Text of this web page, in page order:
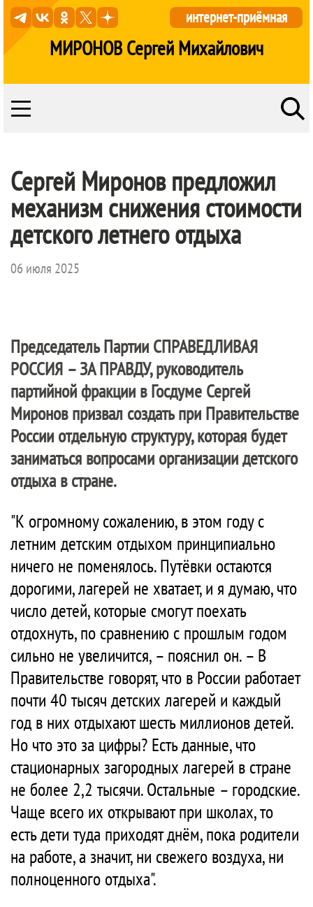
МИРОНОВ Сергей Михайлович
интернет-приёмная
Сергей Миронов предложил
механизм снижения стоимости
детского летнего отдыха
06 июля 2025
Председатель Партии СПРАВЕДЛИВАЯ
РОССИЯ – ЗА ПРАВДУ, руководитель
партийной фракции в Госдуме Сергей
Миронов призвал создать при Правительстве
России отдельную структуру, которая будет
заниматься вопросами организации детского
отдыха в стране.
"К огромному сожалению, в этом году с
летним детским отдыхом принципиально
ничего не поменялось. Путёвки остаются
дорогими, лагерей не хватает, и я думаю, что
число детей, которые смогут поехать
отдохнуть, по сравнению с прошлым годом
сильно не увеличится, – пояснил он. – В
Правительстве говорят, что в России работает
почти 40 тысяч детских лагерей и каждый
год в них отдыхают шесть миллионов детей.
Но что это за цифры? Есть данные, что
стационарных загородных лагерей в стране
не более 2,2 тысячи. Остальные – городские.
Чаще всего их открывают при школах, то
есть дети туда приходят днём, пока родители
на работе, а значит, ни свежего воздуха, ни
полноценного отдыха".